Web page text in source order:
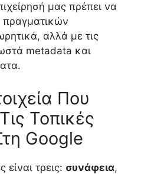
μας πρέπει να
πραγματικών
αλλά με τις
metadata και
Που
Τοπικές
Google
είναι τρεις: συνάφεια,